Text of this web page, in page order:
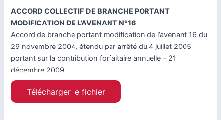
ACCORD COLLECTIF DE BRANCHE PORTANT
MODIFICATION DE L’AVENANT N°16
Accord de branche portant modification de l’avenant 16 du
29 novembre 2004, étendu par arrêté du 4 juillet 2005
portant sur la contribution forfaitaire annuelle – 21
décembre 2009
Télécharger le fichier